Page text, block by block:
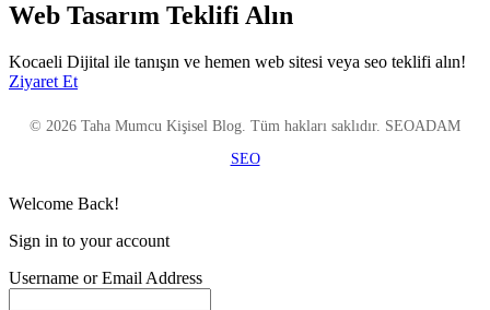
Web Tasarım Teklifi Alın
Kocaeli Dijital ile tanışın ve hemen web sitesi veya seo teklifi alın!
Ziyaret Et
© 2026 Taha Mumcu Kişisel Blog. Tüm hakları saklıdır. SEOADAM
SEO
Welcome Back!
Sign in to your account
Username or Email Address